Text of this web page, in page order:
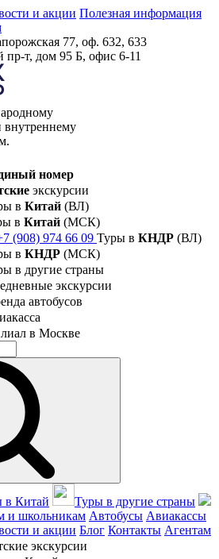
и акции Полезная информация
77, оф. 632, 633
т, дом 95 Б, офис 6-11
внутреннему
номер
экскурсии
в Китай (ВЛ)
в Китай (МСК)
(908) 974 66 09 Туры в КНДР (ВЛ)
в КНДР (МСК)
в другие страны
экскурсии
автобусов
в Москве
в Китай
Туры в другие страны
и школьникам Автобусы Авиакассы
и акции Блог Контакты Агентам
экскурсии